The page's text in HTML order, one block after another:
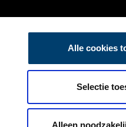
Alle cookies
Selectie
Alleen